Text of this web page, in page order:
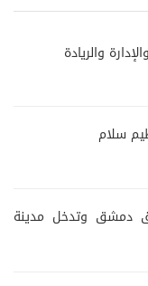
والريادة
سلام
دمشق وتدخل مدينة